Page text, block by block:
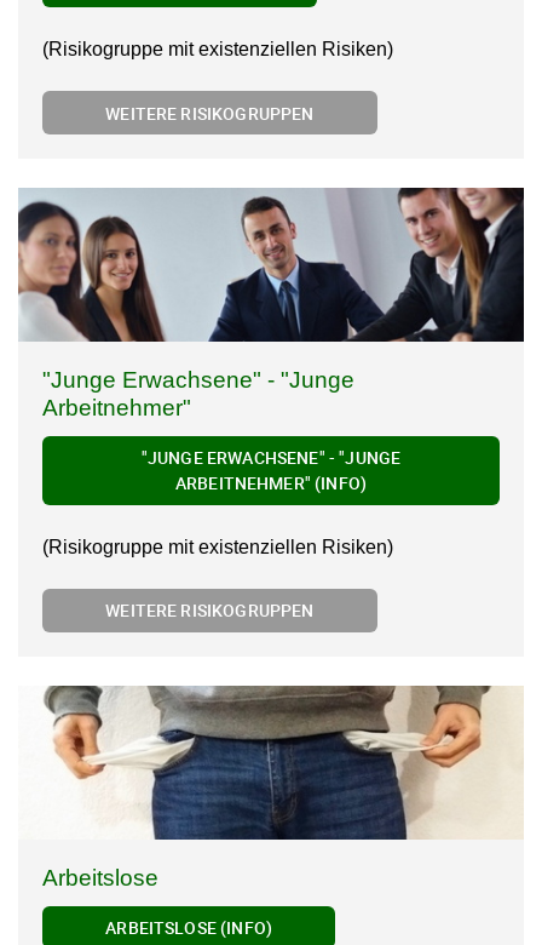
(Risikogruppe mit existenziellen Risiken)
WEITERE RISIKOGRUPPEN
"Junge Erwachsene" - "Junge
Arbeitnehmer"
"JUNGE ERWACHSENE" - "JUNGE
ARBEITNEHMER" (INFO)
(Risikogruppe mit existenziellen Risiken)
WEITERE RISIKOGRUPPEN
Arbeitslose
ARBEITSLOSE (INFO)